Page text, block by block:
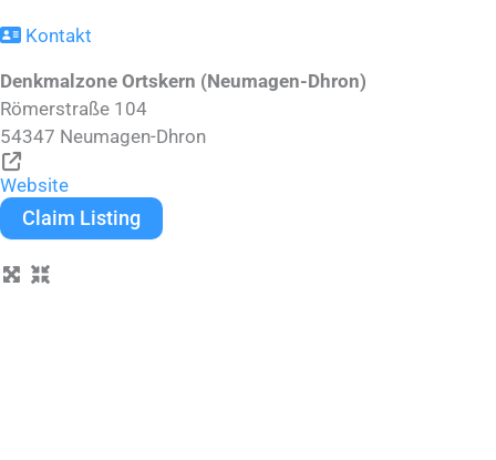
Kontakt
Denkmalzone Ortskern (Neumagen-Dhron)
Römerstraße 104
54347 Neumagen-Dhron
Website
Claim Listing